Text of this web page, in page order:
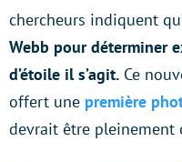
chercheurs indiquent
Webb pour déterminer
d’étoile il s’agit. Ce
offert une première
devrait être pleinement